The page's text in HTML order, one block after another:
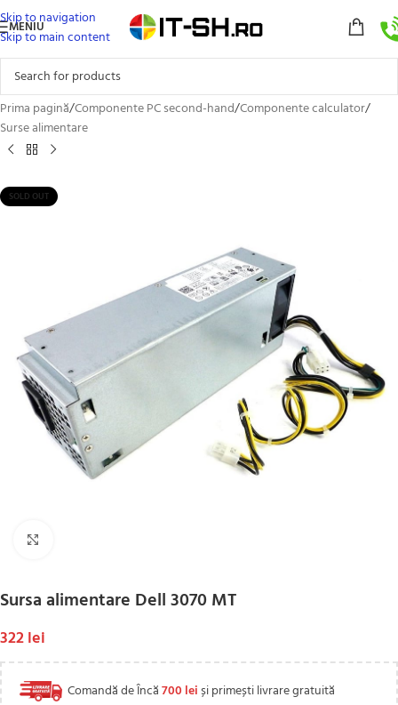
Skip to navigation
Skip to main content
MENIU
Prima pagină/Componente PC second-hand/Componente calculator/
Surse alimentare
SOLD OUT
Sursa alimentare Dell 3070 MT
322lei
Comandă de Încă700 leiși primești livrare gratuită